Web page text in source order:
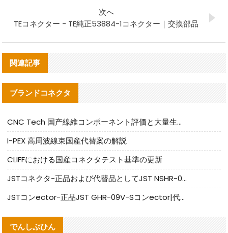
次へ
TEコネクター - TE純正53884-1コネクター｜交換部品
関連記事
ブランドコネクタ
CNC Tech 国产線維コンポーネント評価と大量生産適合ガイド
I-PEX 高周波線束国産代替案の解説
CLIFFにおける国産コネクタテスト基準の更新
JSTコネクタ-正品および代替品としてJST NSHR-02V-Sコネクタを提供します
JSTコンector-正品JST GHR-09V-Sコンector|代替品提供
でんしぶひん